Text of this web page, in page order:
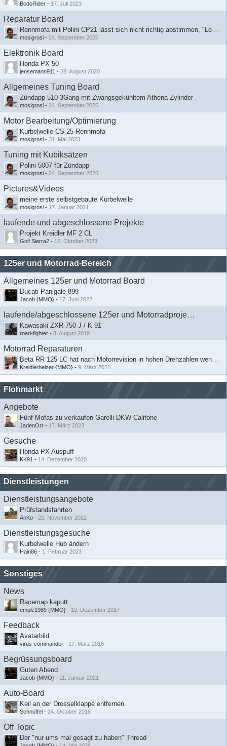
BodoRider - 17. Juli 2023
Reparatur Board
Rennmofa mit Polini CP21 lässt sich nicht richtig abstimmen, "Leistungsloch" im unteren Drehzahlbereich (Zündapp)
mosigrosi - 24. September 2025
Elektronik Board
Honda PX 50
jensemann911 - 28. August 2020
Allgemeines Tuning Board
Zündapp 510 3Gang mit Zwangsgekühltem Athena Zylinder
mosigrosi - 24. September 2025
Motor Bearbeitung/Optimierung
Kurbelwelle CS 25 Rennmofa
mosigrosi - 31. Mai 2023
Tuning mit Kubiksätzen
Polini 5007 für Zündapp
mosigrosi - 24. September 2025
Pictures&Videos
meine erste selbstgebaute Kurbelwelle
mosigrosi - 17. Januar 2021
laufende und abgeschlossene Projekte
Projekt Kreidler MF 2 CL
Golf Sierra2 - 15. Oktober 2023
125er und Motorrad-Bereich
Allgemeines 125er und Motorrad Board
Ducati Panigale 899
Jacob {MMO} - 17. Juni 2022
laufende/abgeschlossene 125er und Motorradprojekte
Kawasaki ZXR 750 J / K 91'
road-fighter - 8. August 2019
Motorrad Reparaturen
Beta RR 125 LC hat nach Motorrevision in hohen Drehzahlen wenig Leistung
Kreidlerheizer {MMO} - 9. März 2021
Flohmarkt
Angebote
Fünf Mofas zu verkaufen Garelli DKW Califone
JadenOrr - 17. März 2023
Gesuche
Honda PX Auspuff
KK91 - 14. Dezember 2020
Dienstleistungen
Dienstleistungsangebote
Prüfstandsfahrten
AnKo - 22. November 2022
Dienstleistungsgesuche
Kurbelwelle Hub ändern
Hain86 - 1. Februar 2023
Sonstiges
News
Racemap kaputt
emule1989 {MMO} - 12. Dezember 2017
Feedback
Avatarbild
virus-commander - 17. März 2016
Begrüssungsboard
Guten Abend
Jacob {MMO} - 11. Januar 2021
Auto-Board
Keil an der Drosselklappe entfernen
Schnüffel - 24. Oktober 2018
Off Topic
Der "nur ums mal gesagt zu haben" Thread